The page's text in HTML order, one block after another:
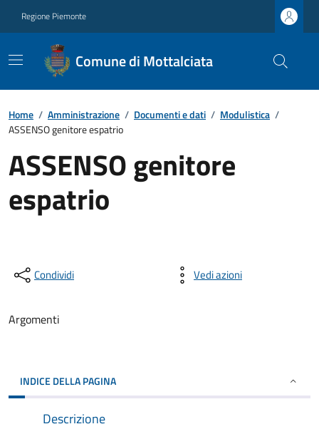
Regione Piemonte
Comune di Mottalciata
Home / Amministrazione / Documenti e dati / Modulistica /
ASSENSO genitore espatrio
ASSENSO genitore
espatrio
Condividi Vedi azioni
Argomenti
INDICE DELLA PAGINA
Descrizione